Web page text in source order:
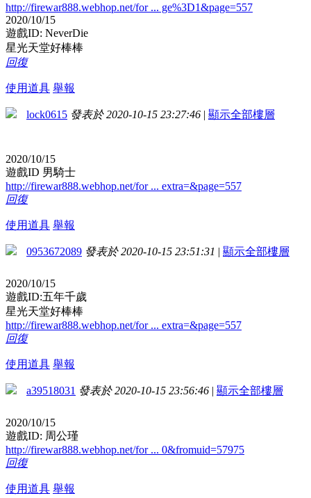
http://firewar888.webhop.net/for ... ge%3D1&page=557
2020/10/15
遊戲ID: NeverDie
星光天堂好棒棒
回復
使用道具 舉報
lock0615 發表於 2020-10-15 23:27:46 | 顯示全部樓層
2020/10/15
遊戲ID 男騎士
http://firewar888.webhop.net/for ... extra=&page=557
回復
使用道具 舉報
0953672089 發表於 2020-10-15 23:51:31 | 顯示全部樓層
2020/10/15
遊戲ID:五年千歲
星光天堂好棒棒
http://firewar888.webhop.net/for ... extra=&page=557
回復
使用道具 舉報
a39518031 發表於 2020-10-15 23:56:46 | 顯示全部樓層
2020/10/15
遊戲ID: 周公瑾
http://firewar888.webhop.net/for ... 0&fromuid=57975
回復
使用道具 舉報